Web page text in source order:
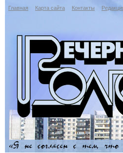
Главная Карта сайта Контакты